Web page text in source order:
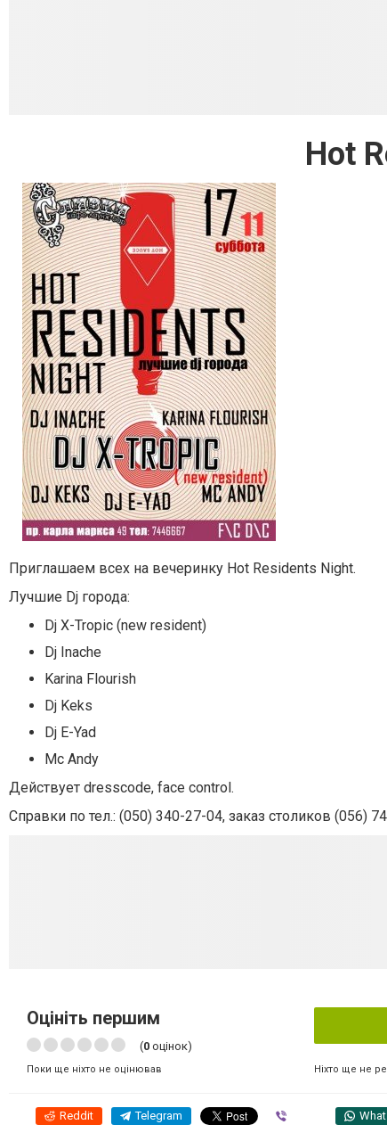
Hot
Приглашаем всех на вечеринку Hot Residents Night.
Лучшие Dj города:
Dj X-Tropic (new resident)
Dj Inache
Karina Flourish
Dj Keks
Dj E-Yad
Mc Andy
Действует dresscode, face control.
Справки по тел.: (050) 340-27-04, заказ столиков (056)
Оцініть першим
(0 оцінок)
Поки ще ніхто не оцінював Ніхто ще не
Reddit Telegram